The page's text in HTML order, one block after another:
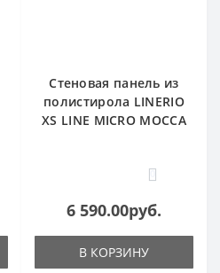
Стеновая панель из
полистирола LINERIO
XS LINE MICRO MOCCA
0
6 590.00руб.
В КОРЗИНУ